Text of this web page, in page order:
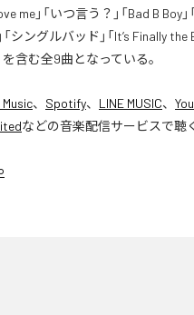
me」「いつ言う？」「Bad B Boy」
シングルバッド」「It’s Finally the
を含む全9曲となっている。
、 Spotify、 LINE MUSIC、
などの音楽配信サービスで聴